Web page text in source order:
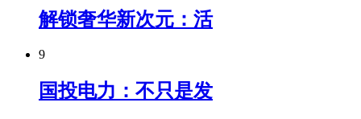
解锁奢华新次元：活
9
国投电力：不只是发